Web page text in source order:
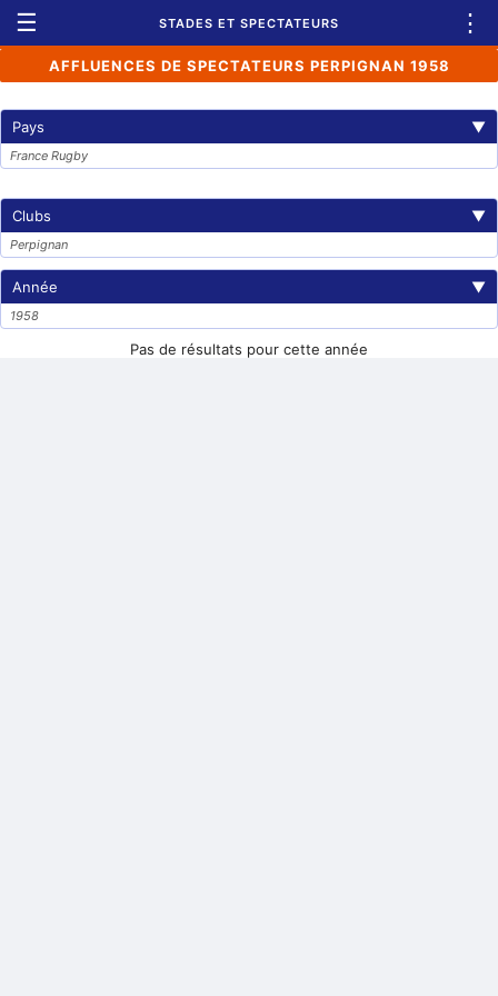
☰ STADES ET SPECTATEURS ⋮
AFFLUENCES DE SPECTATEURS PERPIGNAN 1958
Pays ▼
France Rugby
Clubs ▼
Perpignan
Année ▼
1958
Pas de résultats pour cette année